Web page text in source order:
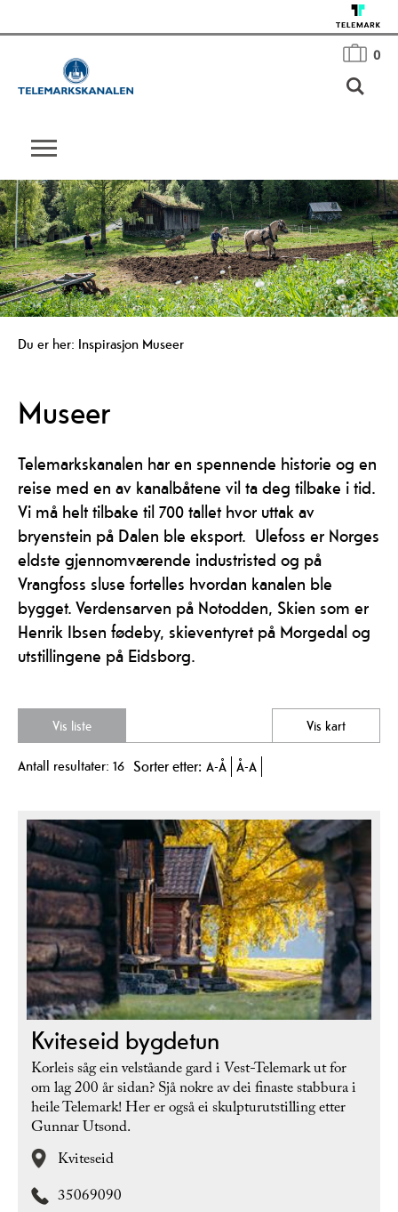
0
Du er her: Inspirasjon Museer
Museer
Telemarkskanalen har en spennende historie og en
reise med en av kanalbåtene vil ta deg tilbake i tid.
Vi må helt tilbake til 700 tallet hvor uttak av
bryenstein på Dalen ble eksport. Ulefoss er Norges
eldste gjennomværende industristed og på
Vrangfoss sluse fortelles hvordan kanalen ble
bygget. Verdensarven på Notodden, Skien som er
Henrik Ibsen fødeby, skieventyret på Morgedal og
utstillingene på Eidsborg.
Vis liste Vis kart
Antall resultater: 16 Sorter etter: A-Å Å-A
Kviteseid bygdetun
Korleis såg ein velståande gard i Vest-Telemark ut for
om lag 200 år sidan? Sjå nokre av dei finaste stabbura i
heile Telemark! Her er også ei skulpturutstilling etter
Gunnar Utsond.
Kviteseid
35069090